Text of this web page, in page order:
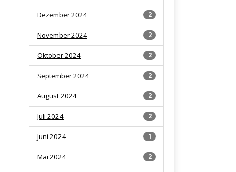
2
Dezember 2024
2
November 2024
2
Oktober 2024
2
September 2024
2
August 2024
2
Juli 2024
1
Juni 2024
2
Mai 2024